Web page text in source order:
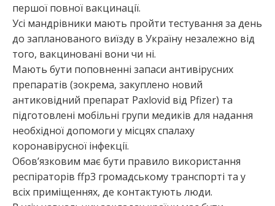
першої повної вакцинації.
Усі мандрівники мають пройти тестування за день
до запланованого виїзду в Україну незалежно від
того, вакциновані вони чи ні.
Мають бути поповненні запаси антивірусних
препаратів (зокрема, закуплено новий
антиковідний препарат Paxlovid від Pfizer) та
підготовлені мобільні групи медиків для надання
необхідної допомоги у місцях спалаху
коронавірусної інфекції.
Обов’язковим має бути правило використання
респіраторів ffp3 громадському транспорті та у
всіх приміщеннях, де контактують люди.